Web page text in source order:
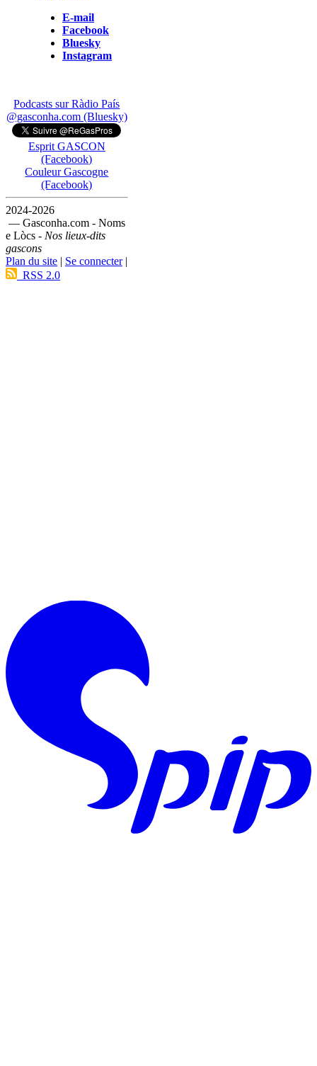
E-mail
Facebook
Bluesky
Instagram
Podcasts sur Ràdio País
@gasconha.com (Bluesky)
Esprit GASCON
(Facebook)
Couleur Gascogne
(Facebook)
2024-2026
— Gasconha.com - Noms
e Lòcs - Nos lieux-dits
gascons
Plan du site | Se connecter|
RSS 2.0